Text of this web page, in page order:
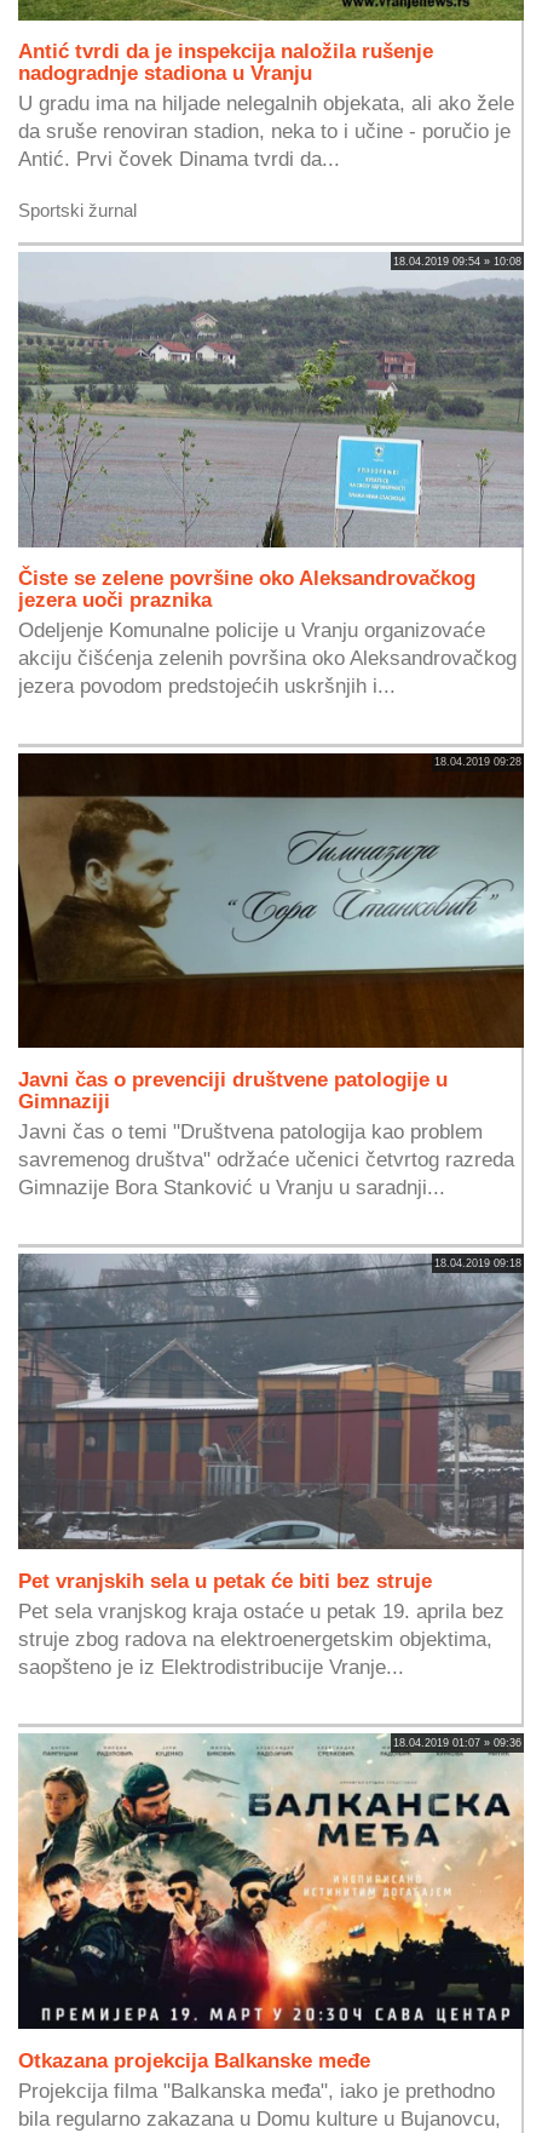
Antić tvrdi da je inspekcija naložila rušenje
nadogradnje stadiona u Vranju
U gradu ima na hiljade nelegalnih objekata, ali ako žele
da sruše renoviran stadion, neka to i učine - poručio je
Antić. Prvi čovek Dinama tvrdi da...
Sportski žurnal
18.04.2019 09:54 » 10:08
Čiste se zelene površine oko Aleksandrovačkog
jezera uoči praznika
Odeljenje Komunalne policije u Vranju organizovaće
akciju čišćenja zelenih površina oko Aleksandrovačkog
jezera povodom predstojećih uskršnjih i...
18.04.2019 09:28
Javni čas o prevenciji društvene patologije u
Gimnaziji
Javni čas o temi "Društvena patologija kao problem
savremenog društva" održaće učenici četvrtog razreda
Gimnazije Bora Stanković u Vranju u saradnji...
18.04.2019 09:18
Pet vranjskih sela u petak će biti bez struje
Pet sela vranjskog kraja ostaće u petak 19. aprila bez
struje zbog radova na elektroenergetskim objektima,
saopšteno je iz Elektrodistribucije Vranje...
18.04.2019 01:07 » 09:36
Otkazana projekcija Balkanske međe
Projekcija filma "Balkanska međa", iako je prethodno
bila regularno zakazana u Domu kulture u Bujanovcu,